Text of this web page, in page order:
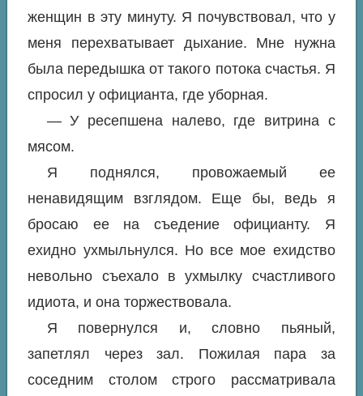
женщин в эту минуту. Я почувствовал, что у
меня перехватывает дыхание. Мне нужна
была передышка от такого потока счастья. Я
спросил у официанта, где уборная.
— У ресепшена налево, где витрина с
мясом.
Я поднялся, провожаемый ее
ненавидящим взглядом. Еще бы, ведь я
бросаю ее на съедение официанту. Я
ехидно ухмыльнулся. Но все мое ехидство
невольно съехало в ухмылку счастливого
идиота, и она торжествовала.
Я повернулся и, словно пьяный,
запетлял через зал. Пожилая пара за
соседним столом строго рассматривала